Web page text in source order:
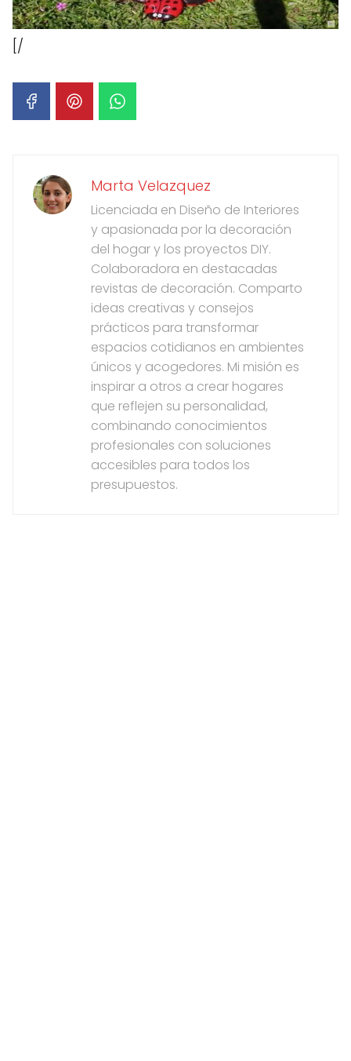
[/
Marta Velazquez
Licenciada en Diseño de Interiores
y apasionada por la decoración
del hogar y los proyectos DIY.
Colaboradora en destacadas
revistas de decoración. Comparto
ideas creativas y consejos
prácticos para transformar
espacios cotidianos en ambientes
únicos y acogedores. Mi misión es
inspirar a otros a crear hogares
que reflejen su personalidad,
combinando conocimientos
profesionales con soluciones
accesibles para todos los
presupuestos.